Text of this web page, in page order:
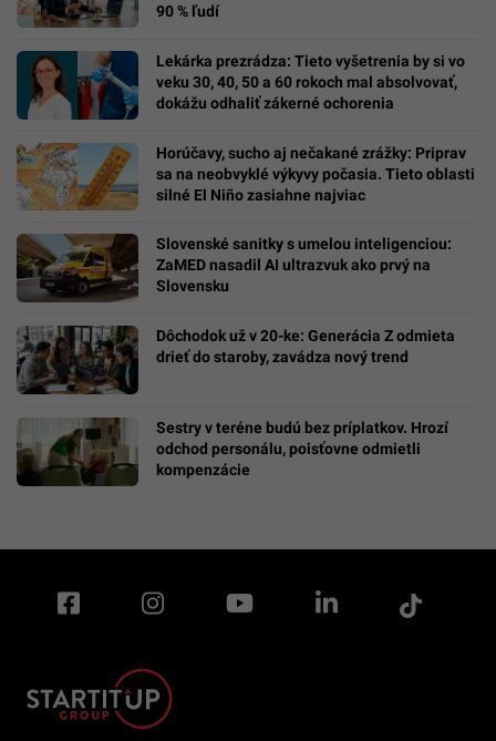
90 % ľudí
Lekárka prezrádza: Tieto vyšetrenia by si vo
veku 30, 40, 50 a 60 rokoch mal absolvovať,
dokážu odhaliť zákerné ochorenia
Horúčavy, sucho aj nečakané zrážky: Priprav
sa na neobvyklé výkyvy počasia. Tieto oblasti
silné El Niño zasiahne najviac
Slovenské sanitky s umelou inteligenciou:
ZaMED nasadil AI ultrazvuk ako prvý na
Slovensku
Dôchodok už v 20-ke: Generácia Z odmieta
drieť do staroby, zavádza nový trend
Sestry v teréne budú bez príplatkov. Hrozí
odchod personálu, poisťovne odmietli
kompenzácie